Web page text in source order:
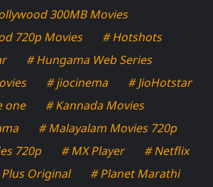
300MB Movies
720p Movies
# Hotshots
# Hungama Web Series
# jiocinema
# JioHotstar
one
# Kannada Movies
# Malayalam Movies 720p
720p
# MX Player
# Netflix
Original
# Planet Marathi